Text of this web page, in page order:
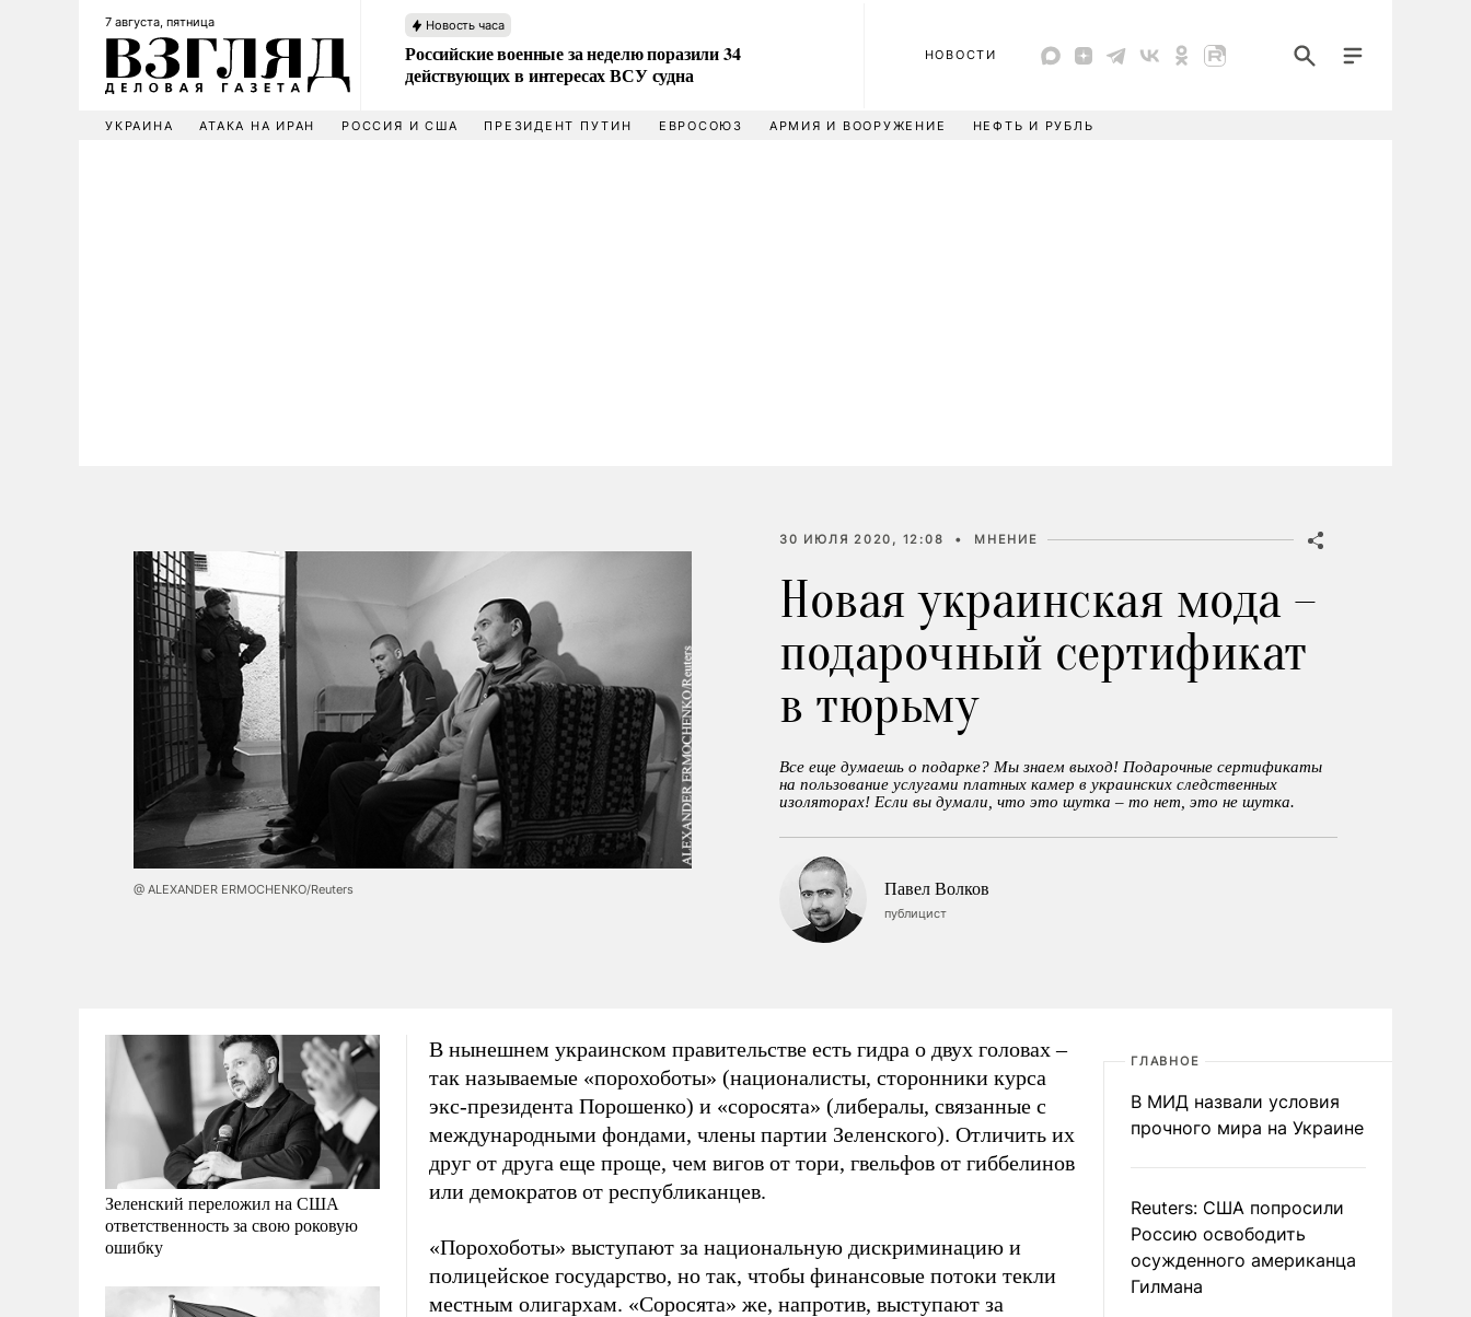
7 августа, пятница Новость часа
Российские военные за неделю поразили 34
действующих в интересах ВСУ судна
НОВОСТИ
УКРАИНА АТАКА НА ИРАН РОССИЯ И США ПРЕЗИДЕНТ ПУТИН ЕВРОСОЮЗ АРМИЯ И ВООРУЖЕНИЕ НЕФТЬ И РУБЛЬ
@ ALEXANDER ERMOCHENKO/Reuters
30 ИЮЛЯ 2020, 12:08 • МНЕНИЕ
Новая украинская мода –
подарочный сертификат
в тюрьму
Все еще думаешь о подарке? Мы знаем выход! Подарочные сертификаты
на пользование услугами платных камер в украинских следственных
изоляторах! Если вы думали, что это шутка – то нет, это не шутка.
Павел Волков
публицист
Зеленский переложил на США
ответственность за свою роковую
ошибку
В нынешнем украинском правительстве есть гидра о двух головах –
так называемые «порохоботы» (националисты, сторонники курса
экс-президента Порошенко) и «соросята» (либералы, связанные с
международными фондами, члены партии Зеленского). Отличить их
друг от друга еще проще, чем вигов от тори, гвельфов от гиббелинов
или демократов от республиканцев.
«Порохоботы» выступают за национальную дискриминацию и
полицейское государство, но так, чтобы финансовые потоки текли
местным олигархам. «Соросята» же, напротив, выступают за
ГЛАВНОЕ
В МИД назвали условия
прочного мира на Украине
Reuters: США попросили
Россию освободить
осужденного американца
Гилмана